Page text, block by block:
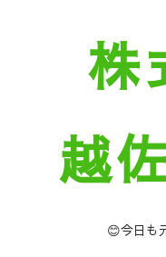
株
越
😊今日も